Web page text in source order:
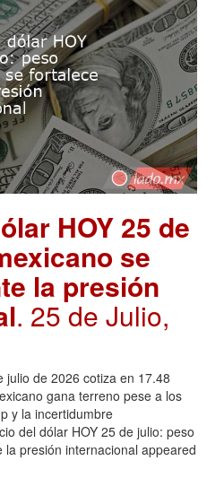
HOY 25 de
se
la presión
. 25 de Julio,
julio de 2026 cotiza en 17.48
gana terreno pese a los
y la incertidumbre
del dólar HOY 25 de julio: peso
presión internacional appeared